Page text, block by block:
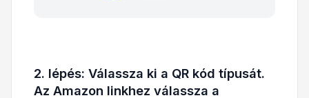
2. lépés: Válassza ki a QR kód típusát.
Az Amazon linkhez válassza a